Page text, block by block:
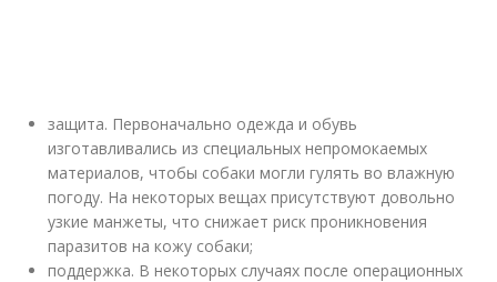
защита. Первоначально одежда и обувь
изготавливались из специальных непромокаемых
материалов, чтобы собаки могли гулять во влажную
погоду. На некоторых вещах присутствуют довольно
узкие манжеты, что снижает риск проникновения
паразитов на кожу собаки;
поддержка. В некоторых случаях после операционных